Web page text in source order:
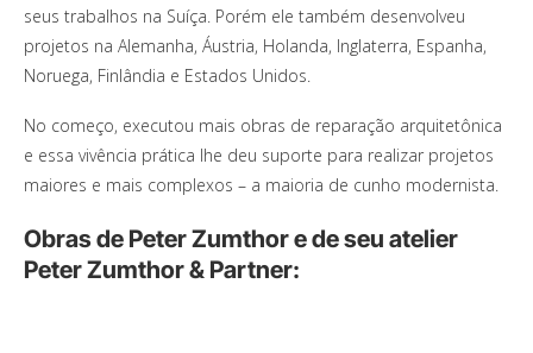
seus trabalhos na Suíça. Porém ele também desenvolveu
projetos na Alemanha, Áustria, Holanda, Inglaterra, Espanha,
Noruega, Finlândia e Estados Unidos.
No começo, executou mais obras de reparação arquitetônica
e essa vivência prática lhe deu suporte para realizar projetos
maiores e mais complexos – a maioria de cunho modernista.
Obras de Peter Zumthor e de seu atelier
Peter Zumthor & Partner: